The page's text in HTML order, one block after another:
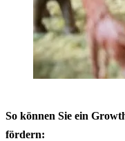
So können Sie ein
fördern: